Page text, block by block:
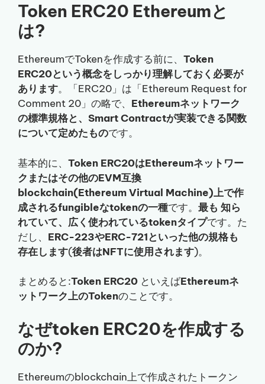
Token ERC20 Ethereumと
は?
EthereumでTokenを作成する前に、 Token
ERC20という概念をしっかり理解しておく必要が
あります。「ERC20」は「Ethereum Request for
Comment 20」の略で、 Ethereumネットワーク
の標準規格と、Smart Contractが実装できる関数
について定めたものです。
基本的に、 Token ERC20はEthereumネットワー
クまたはその他のEVM互換
blockchain(Ethereum Virtual Machine)上で作
成されるfungibleなtokenの一種です。 最も 知ら
れていて、 広く 使われているtokenタイプです。た
だし、 ERC-223やERC-721といった他の規格も
存在します(後者はNFTに使用されます)。
まとめると:Token ERC20 といえばEthereumネ
ットワーク上のTokenのことです。
なぜtoken ERC20を作成する
のか?
Ethereumのblockchain上で作成されたトークン